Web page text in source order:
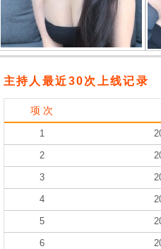
主持人最近30次上线记录
项 次
1
2
3
4
5
6